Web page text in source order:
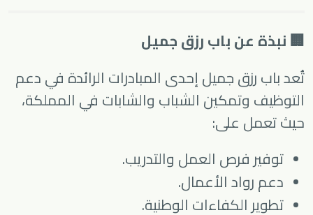
🏢 نبذة عن باب رزق جميل
تُعدباب رزق جميلإحدى المبادرات الرائدة في دعم
التوظيف وتمكين الشباب والشابات في المملكة،
حيث تعمل على:
توفير فرص العمل والتدريب.
دعم رواد الأعمال.
تطوير الكفاءات الوطنية.